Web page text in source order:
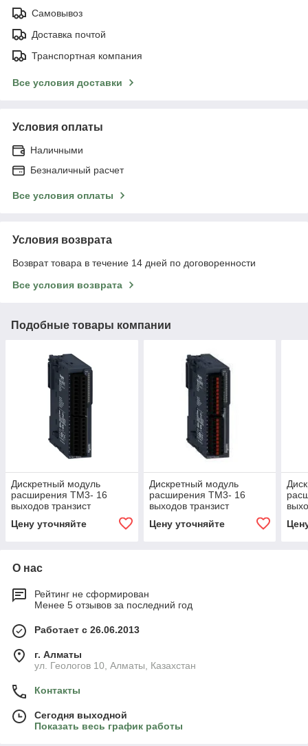
Самовывоз
Доставка почтой
Транспортная компания
Все условия доставки
Условия оплаты
Наличными
Безналичный расчет
Все условия оплаты
Условия возврата
Возврат товара в течение 14 дней по договоренности
Все условия возврата
Подобные товары компании
Дискретный модуль
расширения ТМ3- 16
выходов транзист
Цену уточняйте
Дискретный модуль
расширения ТМ3- 16
выходов транзист
клеммы
Цену уточняйте
О нас
Рейтинг не сформирован
Менее 5 отзывов за последний год
Работает с 26.06.2013
г. Алматы
ул. Геологов 10, Алматы, Казахстан
Контакты
Сегодня выходной
Показать весь график работы